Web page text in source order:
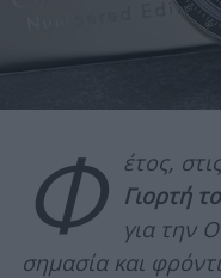
Φ
έτος,
Γιορτή
για την
σημασία και